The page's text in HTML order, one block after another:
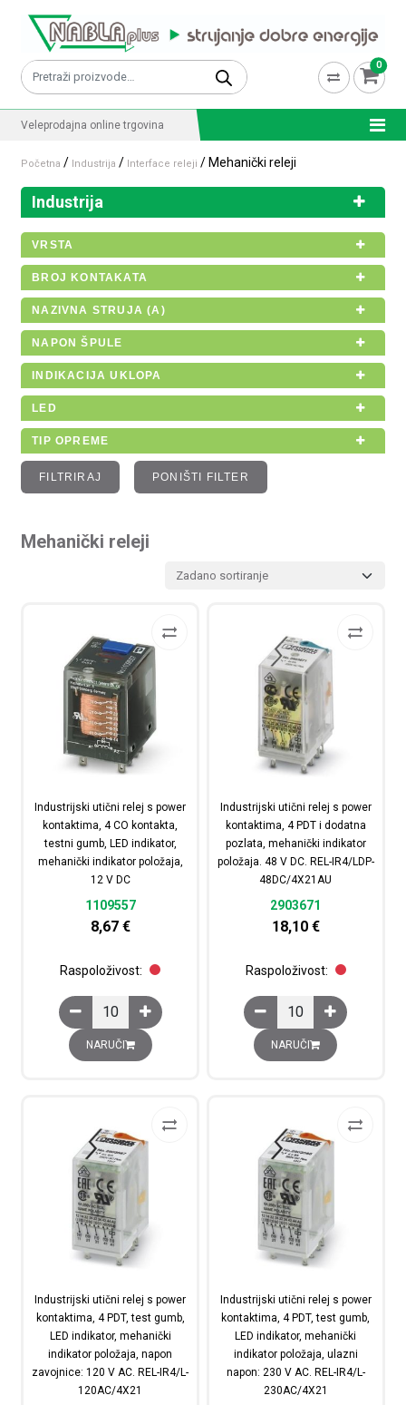
Pretraži: 0
Veleprodajna online trgovina
Početna / Industrija / Interface releji / Mehanički releji
Industrija
VRSTA
BROJ KONTAKATA
NAZIVNA STRUJA (A)
NAPON ŠPULE
INDIKACIJA UKLOPA
LED
TIP OPREME
FILTRIRAJ PONIŠTI FILTER
Mehanički releji
Industrijski utični relej s power
kontaktima, 4 CO kontakta,
testni gumb, LED indikator,
mehanički indikator položaja,
12 V DC
1109557
8,67 €
Raspoloživost:
Industrijski utični relej s power kontaktima, 4 CO
NARUČI
Industrijski utični relej s power
kontaktima, 4 PDT i dodatna
pozlata, mehanički indikator
položaja. 48 V DC. REL-IR4/LDP-
48DC/4X21AU
2903671
18,10 €
Raspoloživost:
Industrijski utični
NARUČI
Industrijski utični relej s power
kontaktima, 4 PDT, test gumb,
LED indikator, mehanički
indikator položaja, napon
zavojnice: 120 V AC. REL-IR4/L-
120AC/4X21
Industrijski utični relej s power
kontaktima, 4 PDT, test gumb,
LED indikator, mehanički
indikator položaja, ulazni
napon: 230 V AC. REL-IR4/L-
230AC/4X21